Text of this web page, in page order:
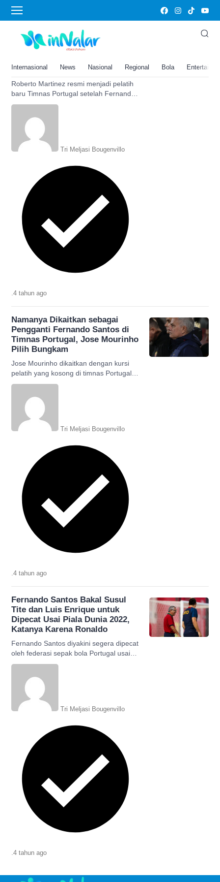
Internasional News Nasional Regional Bola
Fernando Santos
Roberto Martinez Resmi Jadi
Pelatih Timnas Portugal,
Jadi Laga Perdananya!
Roberto Martinez resmi menjadi pelatih
baru Timnas Portugal setelah Fernando
Santos di depak pada 15 Desember
Tri Meljasi Bougenvillo
.4 tahun ago
Namanya Dikaitkan sebagai
Pengganti Fernando Santos di
Timnas Portugal, Jose Mourinho
Pilih Bungkam
Jose Mourinho dikaitkan dengan kursi
pelatih yang kosong di timnas Portugal.
Akankan dia bisa meraih kesuksesan
Tri Meljasi Bougenvillo
4 tahun ago
Fernando Santos Bakal Susul
Tite dan Luis Enrique untuk
Dipecat Usai Piala Dunia 2022,
Katanya Karena Ronaldo
Fernando Santos diyakini segera dipecat
oleh federasi sepak bola Portugal usai
gagal memenuhi ekspektasi di Piala
Tri Meljasi Bougenvillo
.4 tahun ago